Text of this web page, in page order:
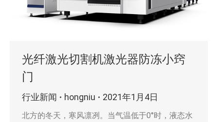
光纤激光切割机激光器防冻小窍
门
行业新闻 hongniu 2021年1月4日
北方的冬天，寒风凛冽。当气温低于0°时，液态水